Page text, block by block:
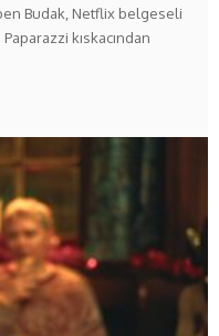
Budak, Netflix belgeseli
kıskacından